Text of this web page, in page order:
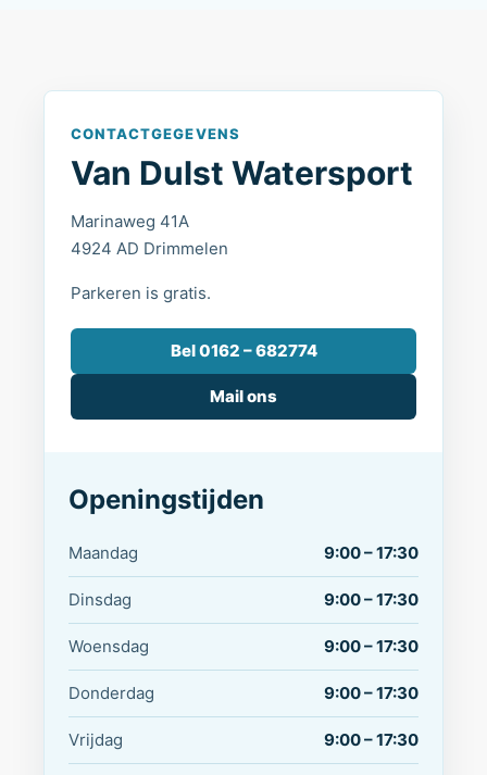
CONTACTGEGEVENS
Van Dulst Watersport
Marinaweg 41A
4924 AD Drimmelen
Parkeren is gratis.
Bel 0162 – 682774
Mail ons
Openingstijden
Maandag 9:00 – 17:30
Dinsdag 9:00 – 17:30
Woensdag 9:00 – 17:30
Donderdag 9:00 – 17:30
Vrijdag 9:00 – 17:30